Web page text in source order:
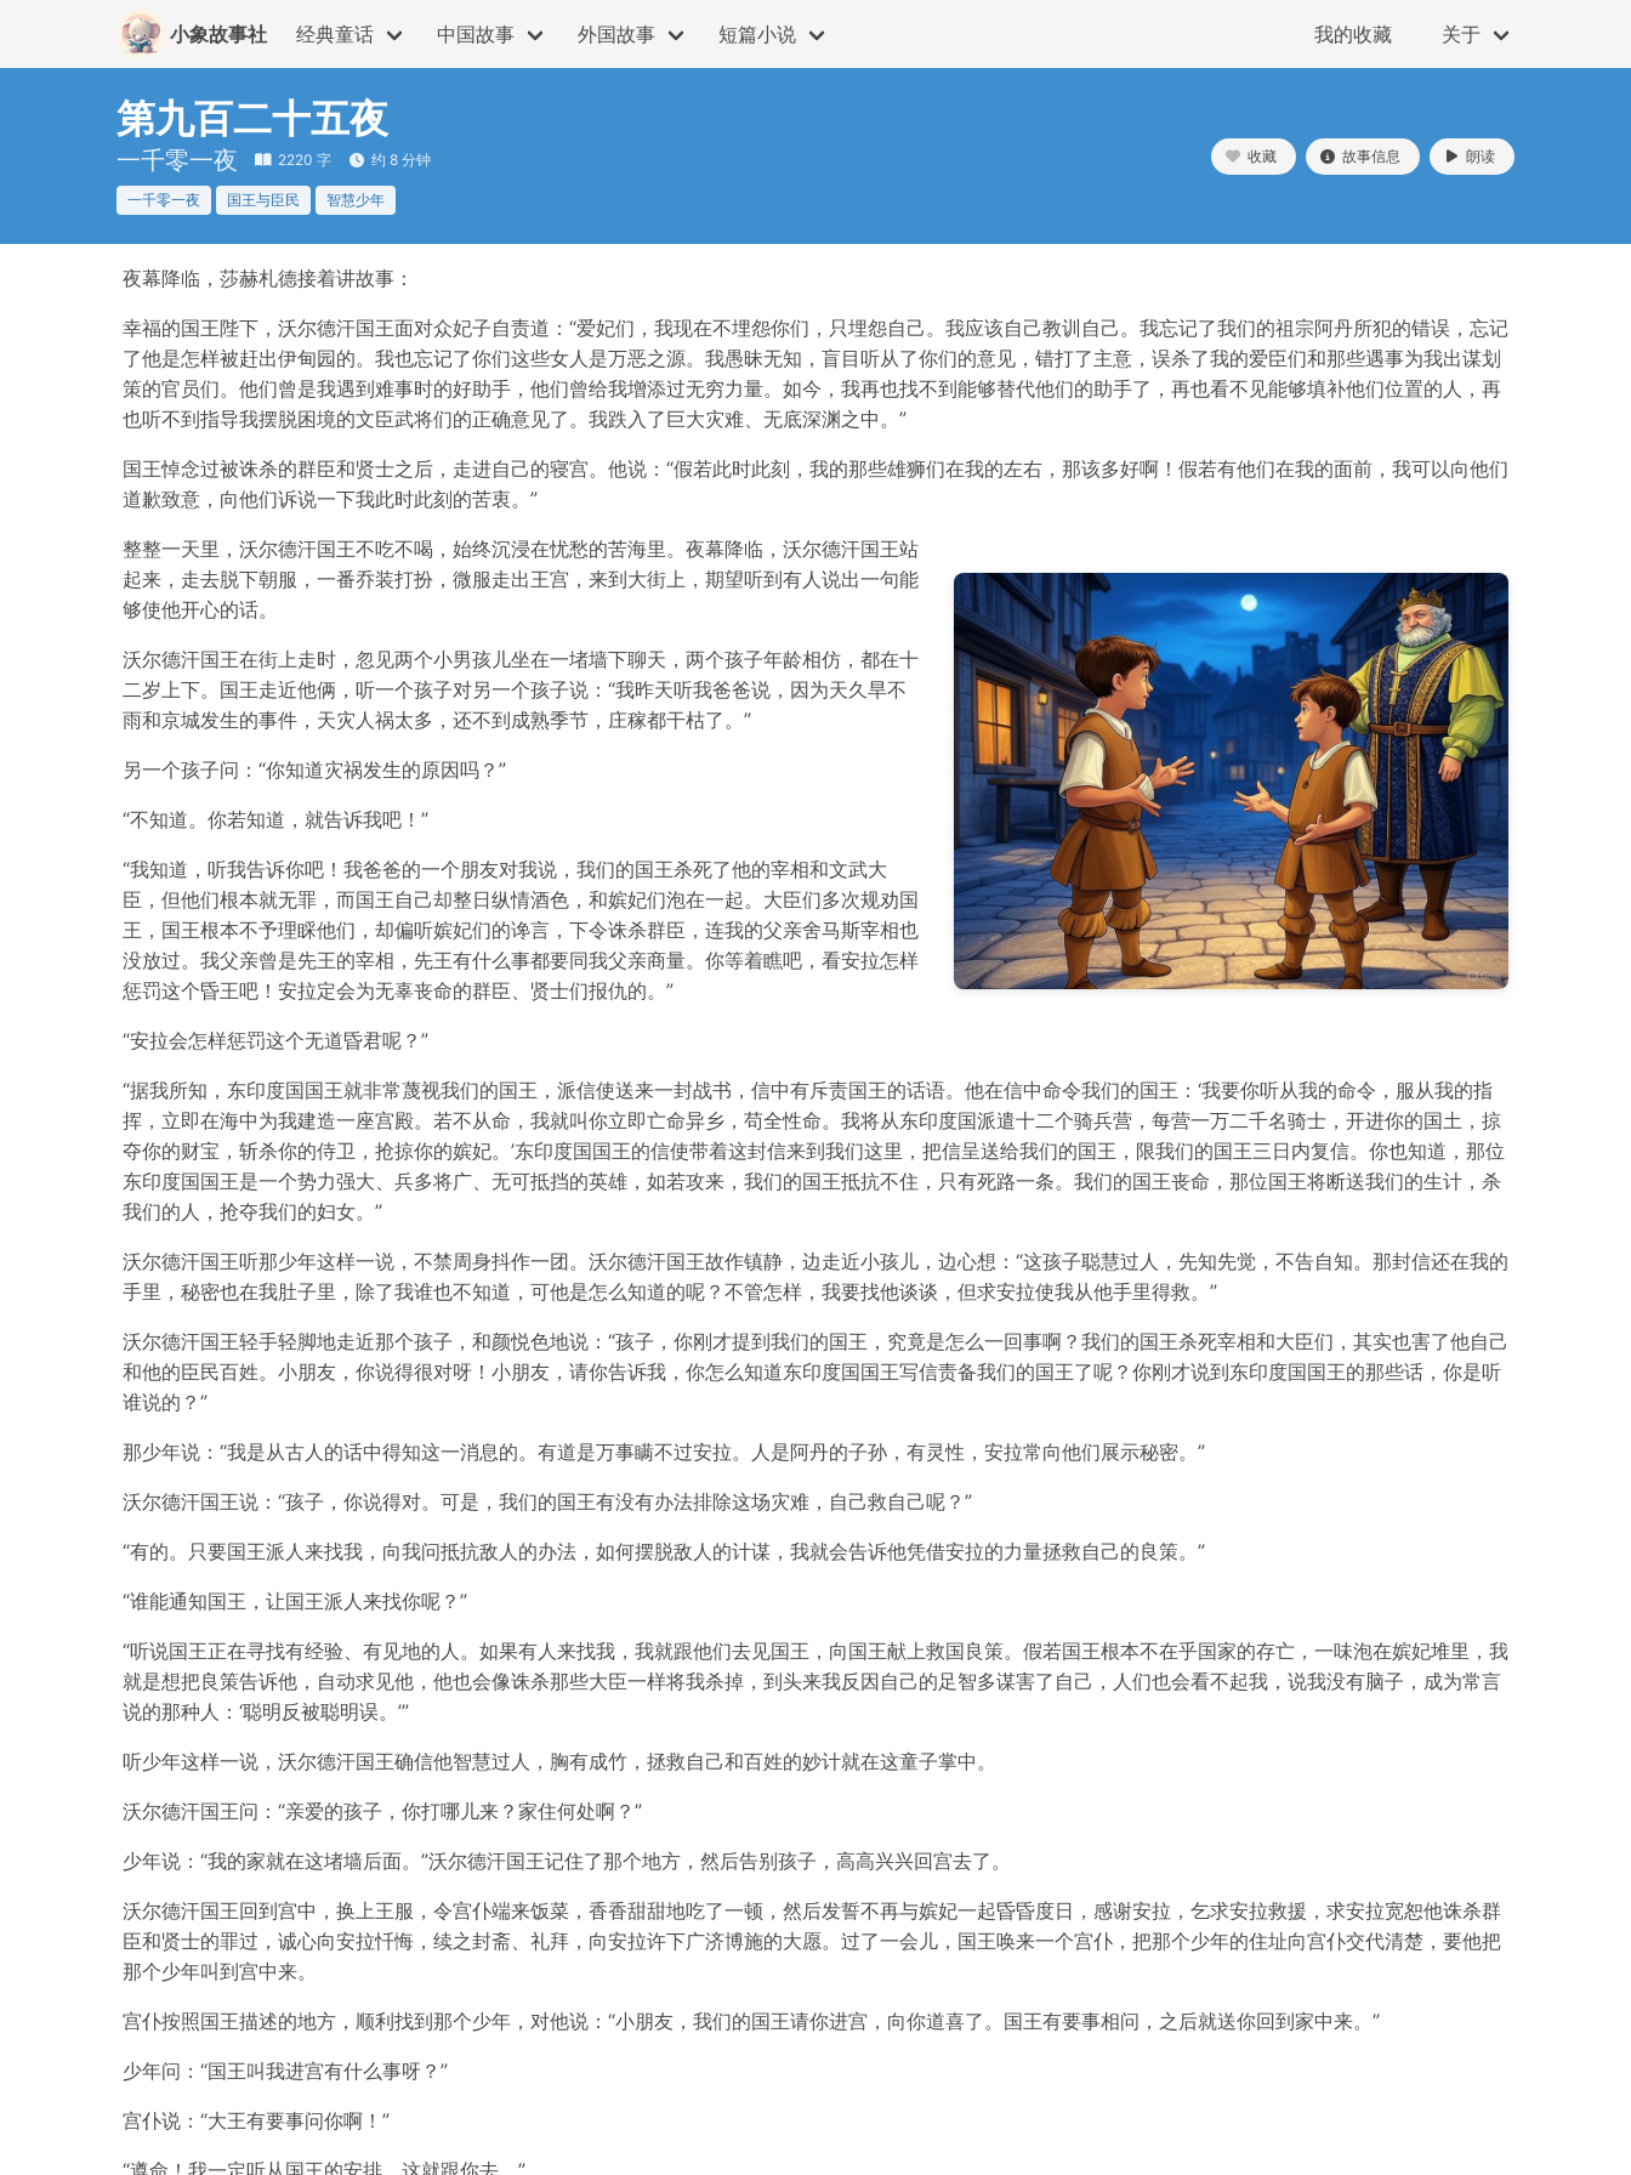
小象故事社 经典童话 中国故事 外国故事 短篇小说 我的收藏 关于
第九百二十五夜
一千零一夜 2220 字 约 8 分钟
一千零一夜 国王与臣民 智慧少年
收藏 故事信息 朗读
夜幕降临，莎赫札德接着讲故事：
幸福的国王陛下，沃尔德汗国王面对众妃子自责道：“爱妃们，我现在不埋怨你们，只埋怨自己。我应该自己教训自己。我忘记了我们的祖宗阿丹所犯的错误，忘记
了他是怎样被赶出伊甸园的。我也忘记了你们这些女人是万恶之源。我愚昧无知，盲目听从了你们的意见，错打了主意，误杀了我的爱臣们和那些遇事为我出谋划
策的官员们。他们曾是我遇到难事时的好助手，他们曾给我增添过无穷力量。如今，我再也找不到能够替代他们的助手了，再也看不见能够填补他们位置的人，再
也听不到指导我摆脱困境的文臣武将们的正确意见了。我跌入了巨大灾难、无底深渊之中。”
国王悼念过被诛杀的群臣和贤士之后，走进自己的寝宫。他说：“假若此时此刻，我的那些雄狮们在我的左右，那该多好啊！假若有他们在我的面前，我可以向他们
道歉致意，向他们诉说一下我此时此刻的苦衷。”
整整一天里，沃尔德汗国王不吃不喝，始终沉浸在忧愁的苦海里。夜幕降临，沃尔德汗国王站
起来，走去脱下朝服，一番乔装打扮，微服走出王宫，来到大街上，期望听到有人说出一句能
够使他开心的话。
沃尔德汗国王在街上走时，忽见两个小男孩儿坐在一堵墙下聊天，两个孩子年龄相仿，都在十
二岁上下。国王走近他俩，听一个孩子对另一个孩子说：“我昨天听我爸爸说，因为天久旱不
雨和京城发生的事件，天灾人祸太多，还不到成熟季节，庄稼都干枯了。”
另一个孩子问：“你知道灾祸发生的原因吗？”
“不知道。你若知道，就告诉我吧！”
“我知道，听我告诉你吧！我爸爸的一个朋友对我说，我们的国王杀死了他的宰相和文武大
臣，但他们根本就无罪，而国王自己却整日纵情酒色，和嫔妃们泡在一起。大臣们多次规劝国
王，国王根本不予理睬他们，却偏听嫔妃们的谗言，下令诛杀群臣，连我的父亲舍马斯宰相也
没放过。我父亲曾是先王的宰相，先王有什么事都要同我父亲商量。你等着瞧吧，看安拉怎样
惩罚这个昏王吧！安拉定会为无辜丧命的群臣、贤士们报仇的。”
“安拉会怎样惩罚这个无道昏君呢？”
“据我所知，东印度国国王就非常蔑视我们的国王，派信使送来一封战书，信中有斥责国王的话语。他在信中命令我们的国王：‘我要你听从我的命令，服从我的指
挥，立即在海中为我建造一座宫殿。若不从命，我就叫你立即亡命异乡，苟全性命。我将从东印度国派遣十二个骑兵营，每营一万二千名骑士，开进你的国土，掠
夺你的财宝，斩杀你的侍卫，抢掠你的嫔妃。’东印度国国王的信使带着这封信来到我们这里，把信呈送给我们的国王，限我们的国王三日内复信。你也知道，那位
东印度国国王是一个势力强大、兵多将广、无可抵挡的英雄，如若攻来，我们的国王抵抗不住，只有死路一条。我们的国王丧命，那位国王将断送我们的生计，杀
我们的人，抢夺我们的妇女。”
沃尔德汗国王听那少年这样一说，不禁周身抖作一团。沃尔德汗国王故作镇静，边走近小孩儿，边心想：“这孩子聪慧过人，先知先觉，不告自知。那封信还在我的
手里，秘密也在我肚子里，除了我谁也不知道，可他是怎么知道的呢？不管怎样，我要找他谈谈，但求安拉使我从他手里得救。”
沃尔德汗国王轻手轻脚地走近那个孩子，和颜悦色地说：“孩子，你刚才提到我们的国王，究竟是怎么一回事啊？我们的国王杀死宰相和大臣们，其实也害了他自己
和他的臣民百姓。小朋友，你说得很对呀！小朋友，请你告诉我，你怎么知道东印度国国王写信责备我们的国王了呢？你刚才说到东印度国国王的那些话，你是听
谁说的？”
那少年说：“我是从古人的话中得知这一消息的。有道是万事瞒不过安拉。人是阿丹的子孙，有灵性，安拉常向他们展示秘密。”
沃尔德汗国王说：“孩子，你说得对。可是，我们的国王有没有办法排除这场灾难，自己救自己呢？”
“有的。只要国王派人来找我，向我问抵抗敌人的办法，如何摆脱敌人的计谋，我就会告诉他凭借安拉的力量拯救自己的良策。”
“谁能通知国王，让国王派人来找你呢？”
“听说国王正在寻找有经验、有见地的人。如果有人来找我，我就跟他们去见国王，向国王献上救国良策。假若国王根本不在乎国家的存亡，一味泡在嫔妃堆里，我
就是想把良策告诉他，自动求见他，他也会像诛杀那些大臣一样将我杀掉，到头来我反因自己的足智多谋害了自己，人们也会看不起我，说我没有脑子，成为常言
说的那种人：‘聪明反被聪明误。’”
听少年这样一说，沃尔德汗国王确信他智慧过人，胸有成竹，拯救自己和百姓的妙计就在这童子掌中。
沃尔德汗国王问：“亲爱的孩子，你打哪儿来？家住何处啊？”
少年说：“我的家就在这堵墙后面。”沃尔德汗国王记住了那个地方，然后告别孩子，高高兴兴回宫去了。
沃尔德汗国王回到宫中，换上王服，令宫仆端来饭菜，香香甜甜地吃了一顿，然后发誓不再与嫔妃一起昏昏度日，感谢安拉，乞求安拉救援，求安拉宽恕他诛杀群
臣和贤士的罪过，诚心向安拉忏悔，续之封斋、礼拜，向安拉许下广济博施的大愿。过了一会儿，国王唤来一个宫仆，把那个少年的住址向宫仆交代清楚，要他把
那个少年叫到宫中来。
宫仆按照国王描述的地方，顺利找到那个少年，对他说：“小朋友，我们的国王请你进宫，向你道喜了。国王有要事相问，之后就送你回到家中来。”
少年问：“国王叫我进宫有什么事呀？”
宫仆说：“大王有要事问你啊！”
“遵命！我一定听从国王的安排，这就跟你去。”